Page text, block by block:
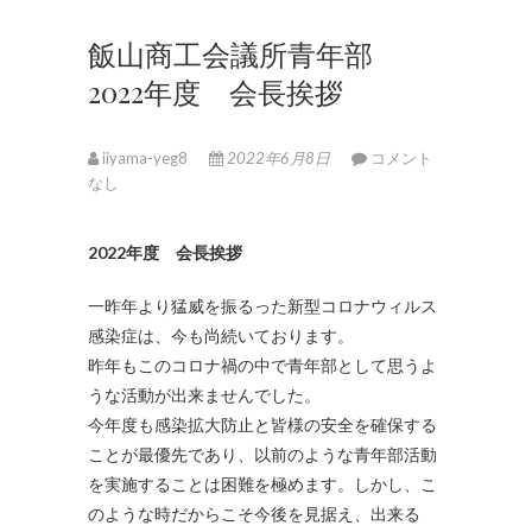
飯山商工会議所青年部
2022年度 会長挨拶
iiyama-yeg8 2022年6月8日
コメント
なし
2022年度 会長挨拶
一昨年より猛威を振るった新型コロナウィルス
感染症は、今も尚続いております。
昨年もこのコロナ禍の中で青年部として思うよ
うな活動が出来ませんでした。
今年度も感染拡大防止と皆様の安全を確保する
ことが最優先であり、以前のような青年部活動
を実施することは困難を極めます。しかし、こ
のような時だからこそ今後を見据え、出来る